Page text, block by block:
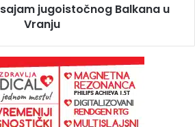
jugoistočnog Balkana u
Vranju